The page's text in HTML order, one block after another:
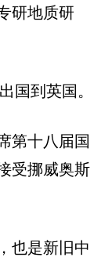
研地质研
国到英国。
第十八届国
受挪威奥斯
也是新旧中